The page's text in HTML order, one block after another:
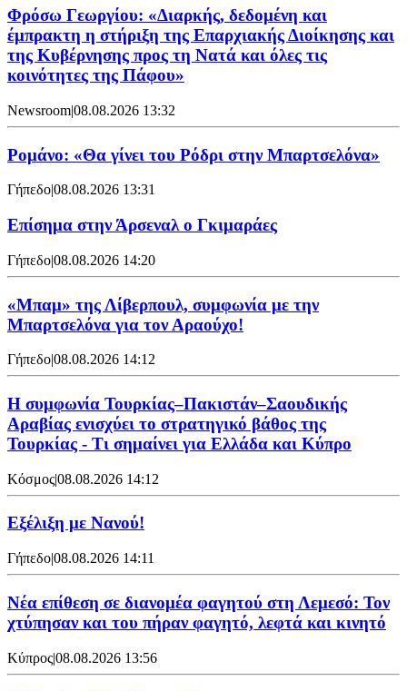
Φρόσω Γεωργίου: «Διαρκής, δεδομένη και
έμπρακτη η στήριξη της Επαρχιακής Διοίκησης και
της Κυβέρνησης προς τη Νατά και όλες τις
κοινότητες της Πάφου»
Newsroom|08.08.2026 13:32
Ρομάνο: «Θα γίνει του Ρόδρι στην Μπαρτσελόνα»
Γήπεδο|08.08.2026 13:31
Επίσημα στην Άρσεναλ ο Γκιμαράες
Γήπεδο|08.08.2026 14:20
«Μπαμ» της Λίβερπουλ, συμφωνία με την
Μπαρτσελόνα για τον Αραούχο!
Γήπεδο|08.08.2026 14:12
Η συμφωνία Τουρκίας–Πακιστάν–Σαουδικής
Αραβίας ενισχύει το στρατηγικό βάθος της
Τουρκίας - Τι σημαίνει για Ελλάδα και Κύπρο
Κόσμος|08.08.2026 14:12
Εξέλιξη με Νανού!
Γήπεδο|08.08.2026 14:11
Νέα επίθεση σε διανομέα φαγητού στη Λεμεσό: Τον
χτύπησαν και του πήραν φαγητό, λεφτά και κινητό
Κύπρος|08.08.2026 13:56